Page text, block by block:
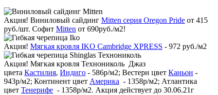
Акция! Виниловый сайдинг Mitten серия Oregon Pride от 415
руб./шт. Софит Mitten от 690руб./м2!
Акция! Мягкая кровля IKO Cambridge XPRESS - 972 руб./м2
Акция! Мягкая кровля Технониколь Джаз
цвета Кастилия, Индиго - 586р/м2; Вестерн цвет Каньон -
943р/м2; Континент цвет Америка - 1358р/м2; Атлантика
цвет Тенерифе - 1358р/м2. Акция действует до 30.06.21г